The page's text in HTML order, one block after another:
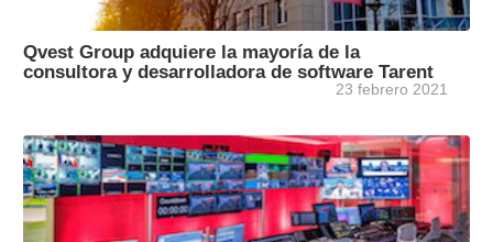
Qvest Group adquiere la mayoría de la
consultora y desarrolladora de software Tarent
23 febrero 2021